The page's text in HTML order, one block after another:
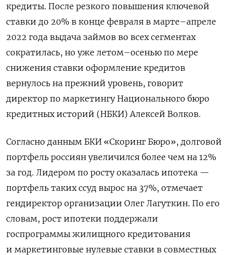
кредиты. После резкого повышения ключевой
ставки до 20% в конце февраля в марте–апреле
2022 года выдача займов во всех сегментах
сократилась, но уже летом–осенью по мере
снижения ставки оформление кредитов
вернулось на прежний уровень, говорит
директор по маркетингу Национального бюро
кредитных историй (НБКИ) Алексей Волков.
Согласно данным БКИ «Скоринг Бюро», долговой
портфель россиян увеличился более чем на 12%
за год. Лидером по росту оказалась ипотека —
портфель таких ссуд вырос на 37%, отмечает
гендиректор организации Олег Лагуткин. По его
словам, рост ипотеки поддержали
госпрограммы жилищного кредитования
и маркетинговые нулевые ставки в совместных